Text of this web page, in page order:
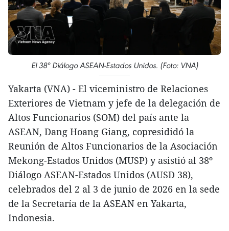
El 38º Diálogo ASEAN-Estados Unidos. (Foto: VNA)
Yakarta (VNA) - El viceministro de Relaciones
Exteriores de Vietnam y jefe de la delegación de
Altos Funcionarios (SOM) del país ante la
ASEAN, Dang Hoang Giang, copresididó la
Reunión de Altos Funcionarios de la Asociación
Mekong-Estados Unidos (MUSP) y asistió al 38º
Diálogo ASEAN-Estados Unidos (AUSD 38),
celebrados del 2 al 3 de junio de 2026 en la sede
de la Secretaría de la ASEAN en Yakarta,
Indonesia.